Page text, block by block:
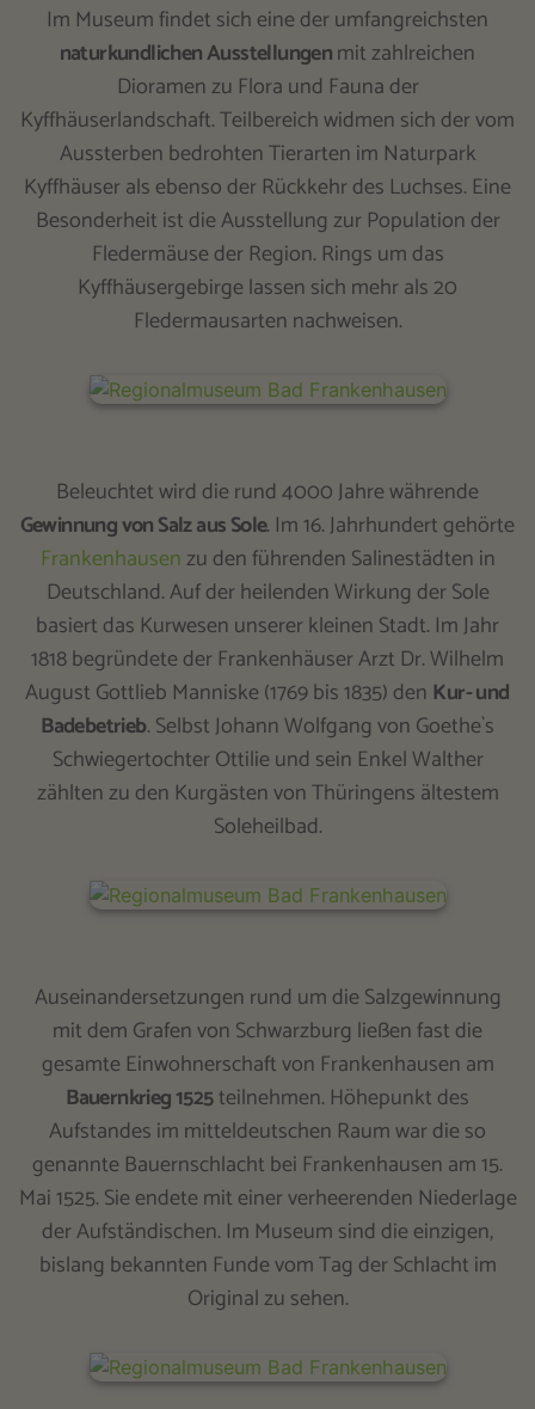
Im Museum findet sich eine der umfangreichsten
naturkundlichen Ausstellungenmit zahlreichen
Dioramen zu Flora und Fauna der
Kyffhäuserlandschaft. Teilbereich widmen sich der vom
Aussterben bedrohten Tierarten im Naturpark
Kyffhäuser als ebenso der Rückkehr des Luchses. Eine
Besonderheit ist die Ausstellung zur Population der
Fledermäuse der Region. Rings um das
Kyffhäusergebirge lassen sich mehr als 20
Fledermausarten nachweisen.
Beleuchtet wird die rund 4000 Jahre währende
Gewinnung von Salz aus Sole. Im 16. Jahrhundert gehörte
Frankenhausenzu den führenden Salinestädten in
Deutschland. Auf der heilenden Wirkung der Sole
basiert das Kurwesen unserer kleinen Stadt. Im Jahr
1818 begründete der Frankenhäuser Arzt Dr. Wilhelm
August Gottlieb Manniske (1769 bis 1835) den Kur- und
Badebetrieb. Selbst Johann Wolfgang von Goethe`s
Schwiegertochter Ottilie und sein Enkel Walther
zählten zu den Kurgästen von Thüringens ältestem
Soleheilbad.
Auseinandersetzungen rund um die Salzgewinnung
mit dem Grafen von Schwarzburg ließen fast die
gesamte Einwohnerschaft von Frankenhausen am
Bauernkrieg 1525teilnehmen. Höhepunkt des
Aufstandes im mitteldeutschen Raum war die so
genannte Bauernschlacht bei Frankenhausen am 15.
Mai 1525. Sie endete mit einer verheerenden Niederlage
der Aufständischen. Im Museum sind die einzigen,
bislang bekannten Funde vom Tag der Schlacht im
Original zu sehen.